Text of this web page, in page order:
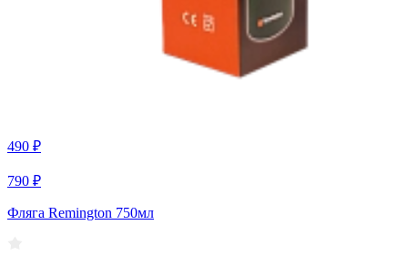
490 ₽
790 ₽
Фляга Remington 750мл